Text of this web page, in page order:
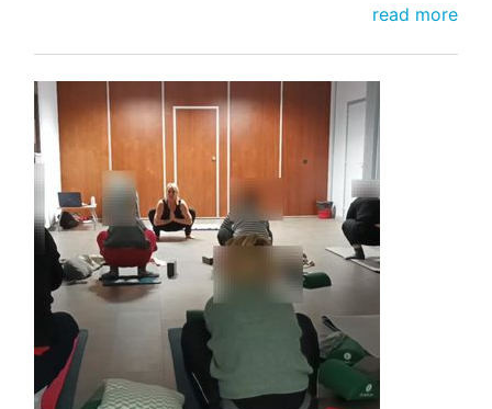
Pourquoi
Yoga
en
collectif?
read more